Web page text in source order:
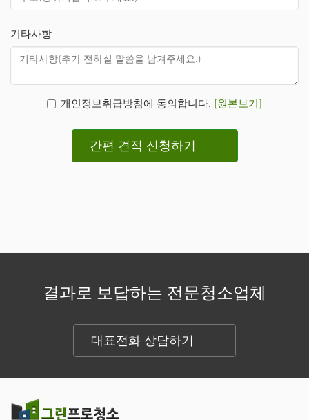
기타사항
개인정보취급방침에 동의합니다. [원본보기]
간편 견적 신청하기
결과로 보답하는 전문청소업체
대표전화 상담하기